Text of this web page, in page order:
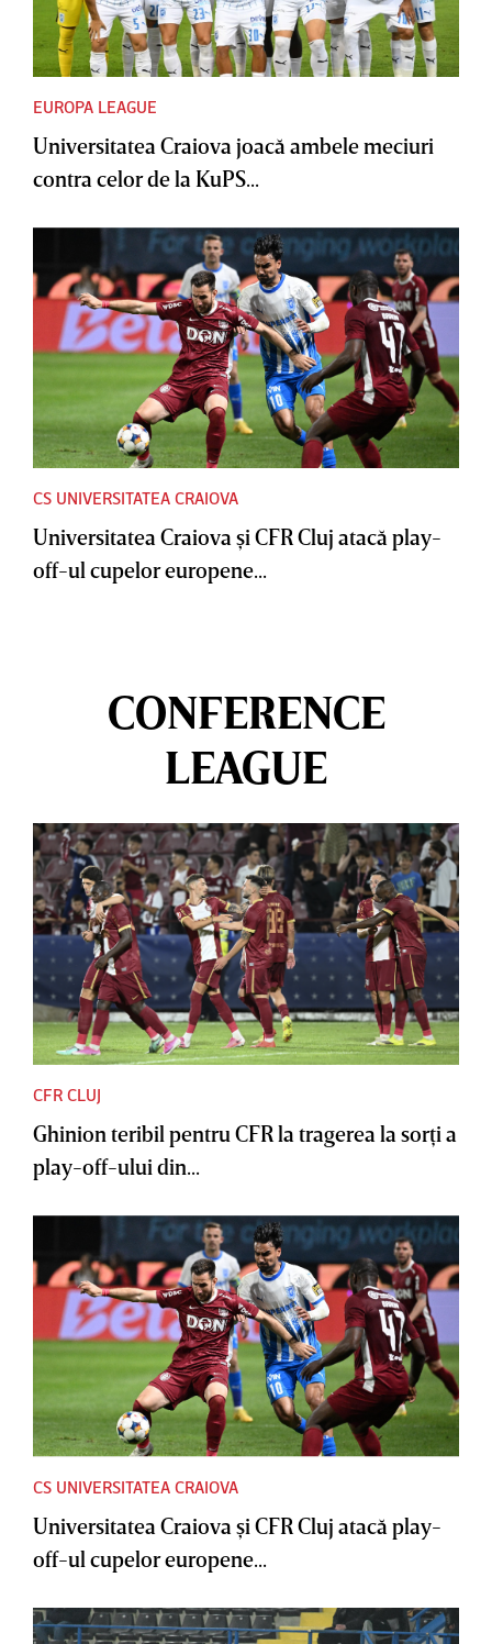
EUROPA LEAGUE
Universitatea Craiova joacă ambele meciuri
contra celor de la KuPS...
CS UNIVERSITATEA CRAIOVA
Universitatea Craiova şi CFR Cluj atacă play-
off-ul cupelor europene...
CONFERENCE
LEAGUE
CFR CLUJ
Ghinion teribil pentru CFR la tragerea la sorţi a
play-off-ului din...
CS UNIVERSITATEA CRAIOVA
Universitatea Craiova şi CFR Cluj atacă play-
off-ul cupelor europene...